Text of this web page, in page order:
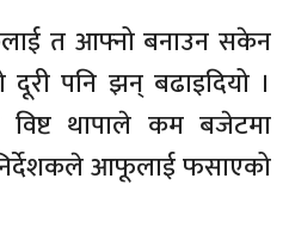
त आफ्नो बनाउन सकेन
दूरी पनि झन् बढाइदियो ।
विष्ट थापाले कम बजेटमा
आफूलाई फसाएको